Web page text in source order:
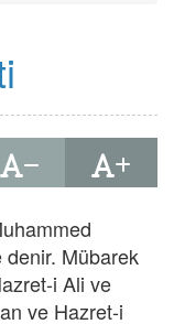
denir. Mübarek
i Ali ve
ve Hazret-i